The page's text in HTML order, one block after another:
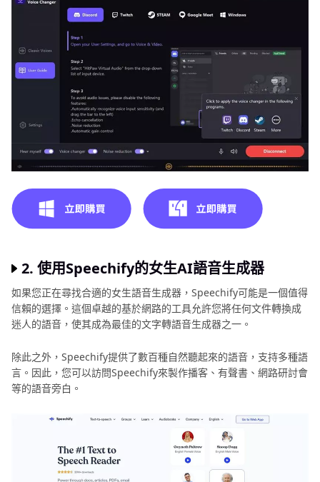
2. 使用Speechify的女生AI語音生成器
如果您正在尋找合適的女生語音生成器，Speechify可能是一個值得
信賴的選擇。這個卓越的基於網路的工具允許您將任何文件轉換成
迷人的語音，使其成為最佳的文字轉語音生成器之一。
除此之外，Speechify提供了數百種自然聽起來的語音，支持多種語
言。因此，您可以訪問Speechify來製作播客、有聲書、網路研討會
等的語音旁白。